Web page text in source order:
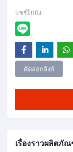
แชร์ไปยัง:
คัดลอกลิงก์
เรื่องราวผลิตภั